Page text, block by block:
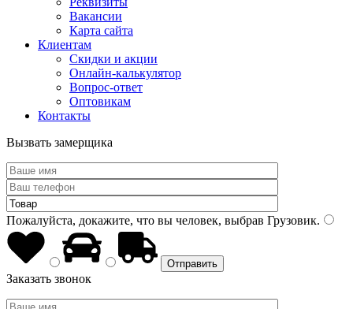
Вакансии
Карта сайта
Клиентам
Скидки и акции
Онлайн-калькулятор
Вопрос-ответ
Оптовикам
Контакты
Вызвать замерщика
Пожалуйста, докажите, что вы человек, выбрав Грузовик.
Заказать звонок